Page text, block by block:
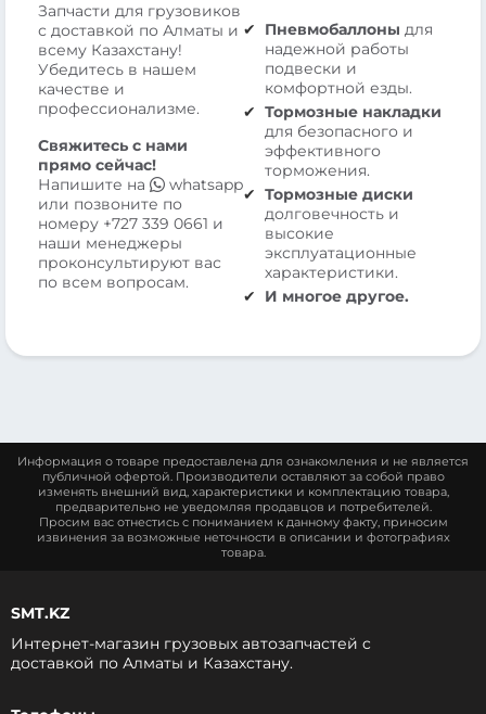
Запчасти для грузовиков
с доставкой по Алматы и
всему Казахстану!
Убедитесь в нашем
качестве и
профессионализме.
Свяжитесь с нами
прямо сейчас!
Напишите на
whatsapp
или позвоните по
номеру +727 339 0661 и
наши менеджеры
проконсультируют вас
по всем вопросам.
Пневмобаллоны для
надежной работы
подвески и
комфортной езды.
Тормозные накладки
для безопасного и
эффективного
торможения.
Тормозные диски
долговечность и
высокие
эксплуатационные
характеристики.
И многое другое.
Информация о товаре предоставлена для ознакомления и не является
публичной офертой. Производители оставляют за собой право
изменять внешний вид, характеристики и комплектацию товара,
предварительно не уведомляя продавцов и потребителей.
Просим вас отнестись с пониманием к данному факту, приносим
извинения за возможные неточности в описании и фотографиях
товара.
SMT.KZ
Интернет-магазин грузовых автозапчастей c
доставкой по Алматы и Казахстану.